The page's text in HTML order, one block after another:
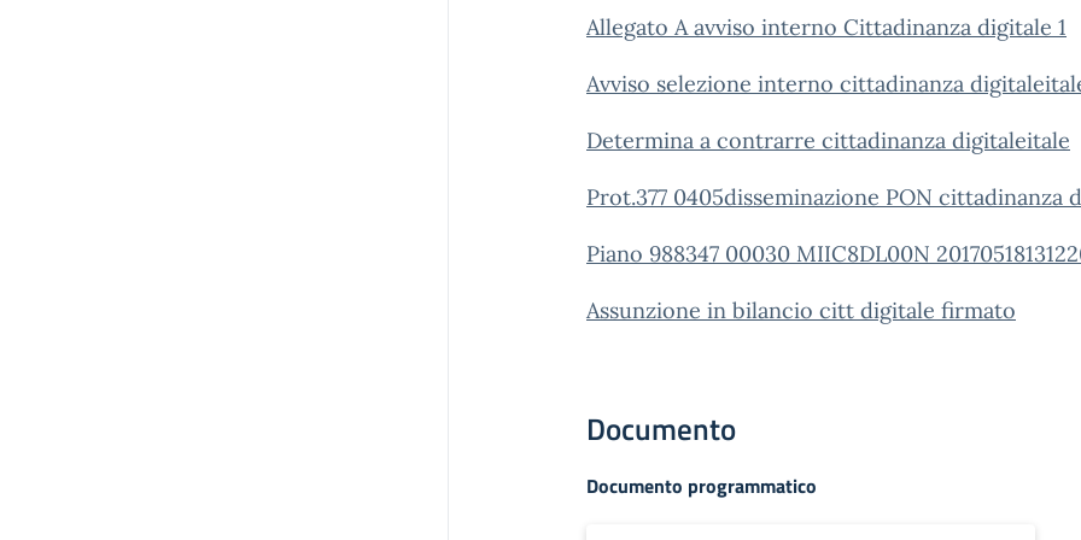
Allegato A avviso interno Cittadinanza digitale 1
Avviso selezione interno cittadinanza
Determina a contrarre cittadinanza digitaleitale
Prot.377 0405disseminazione PON cittadinanza
Piano 988347 00030 MIIC8DL00N
Assunzione in bilancio citt digitale firmato
Documento
Documento programmatico